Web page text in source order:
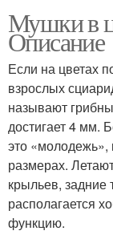
Мушки в
Описание
Если на цветах
взрослых
называют
достигает 4 мм.
это «молодежь»,
размерах.
крыльев, задние
располагается
функцию.